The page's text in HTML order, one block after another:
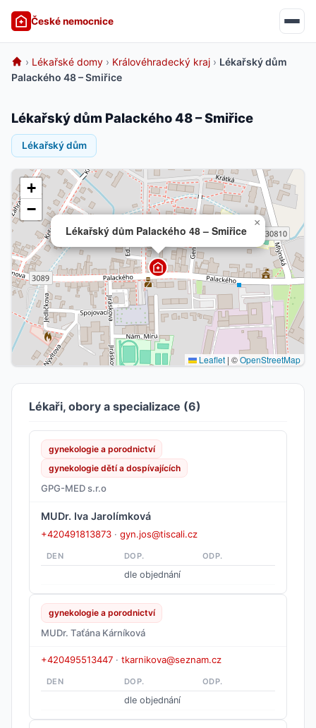
České nemocnice
› Lékařské domy › Královéhradecký kraj › Lékařský dům
Palackého 48 – Smiřice
Lékařský dům Palackého 48 – Smiřice
Lékařský dům
Lékařský dům Palackého 48 – Smiřice
×
+
−
Leaflet | ©OpenStreetMap
Lékaři, obory a specializace (6)
gynekologie a porodnictví
gynekologie dětí a dospívajících
GPG-MED s.r.o
MUDr. Iva Jarolímková
+420491813873 · gyn.jos@tiscali.cz
DEN DOP. ODP.
dle objednání
gynekologie a porodnictví
MUDr. Taťána Kárníková
+420495513447 · tkarnikova@seznam.cz
DEN DOP. ODP.
dle objednání